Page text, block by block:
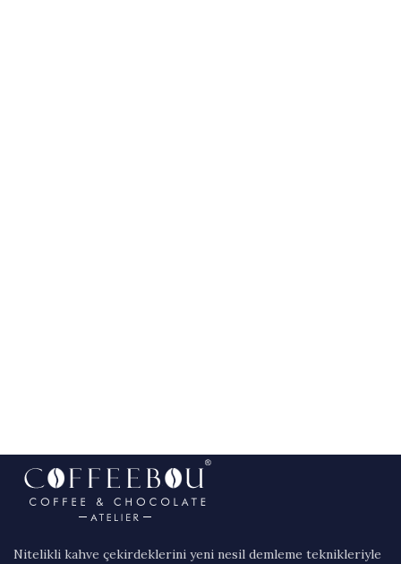
Nitelikli kahve çekirdeklerini yeni nesil demleme teknikleriyle